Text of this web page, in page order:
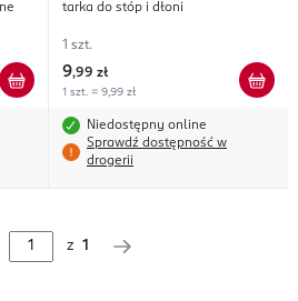
tarka do stóp i dłoni
1 szt.
9,99 zł
1 szt. = 9,99 zł
Niedostępny online
Sprawdź dostępność w
drogerii
z 1